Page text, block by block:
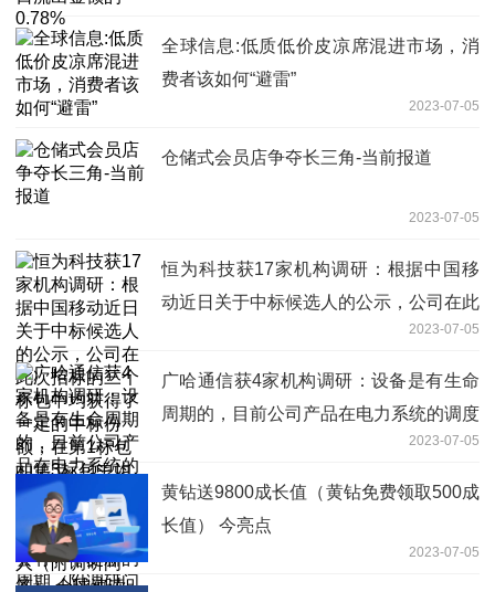
全球信息:低质低价皮凉席混进市场，消
费者该如何“避雷”
2023-07-05
仓储式会员店争夺长三角-当前报道
2023-07-05
恒为科技获17家机构调研：根据中国移
动近日关于中标候选人的公示，公司在此
次招标的三个标包中均获得了一定的中标
份额，在第1标包和第3标包中均为第一
中标候选人、在第2标包为第二中标候选
2023-07-05
广哈通信获4家机构调研：设备是有生命
周期的，目前公司产品在电力系统的调度
平台一般是8-10年，调度终端大约是3-5
年，会有一个更新的周期（附调研问
答）-报资讯
2023-07-05
黄钻送9800成长值（黄钻免费领取500成
长值） 今亮点
2023-07-05